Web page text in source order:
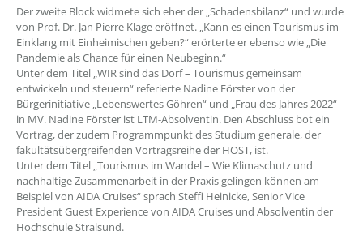
Der zweite Block widmete sich eher der „Schadensbilanz“ und wurde
von Prof. Dr. Jan Pierre Klage eröffnet. „Kann es einen Tourismus im
Einklang mit Einheimischen geben?“ erörterte er ebenso wie „Die
Pandemie als Chance für einen Neubeginn.“
Unter dem Titel „WIR sind das Dorf – Tourismus gemeinsam
entwickeln und steuern“ referierte Nadine Förster von der
Bürgerinitiative „Lebenswertes Göhren“ und „Frau des Jahres 2022“
in MV. Nadine Förster ist LTM-Absolventin. Den Abschluss bot ein
Vortrag, der zudem Programmpunkt des Studium generale, der
fakultätsübergreifenden Vortragsreihe der HOST, ist.
Unter dem Titel „Tourismus im Wandel – Wie Klimaschutz und
nachhaltige Zusammenarbeit in der Praxis gelingen können am
Beispiel von AIDA Cruises“ sprach Steffi Heinicke, Senior Vice
President Guest Experience von AIDA Cruises und Absolventin der
Hochschule Stralsund.